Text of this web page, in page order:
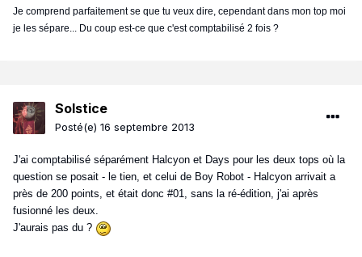
Je comprend parfaitement se que tu veux dire, cependant dans mon top moi
je les sépare... Du coup est-ce que c'est comptabilisé 2 fois ?
Solstice
Posté(e) 16 septembre 2013
J'ai comptabilisé séparément Halcyon et Days pour les deux tops où la
question se posait - le tien, et celui de Boy Robot - Halcyon arrivait a
près de 200 points, et était donc #01, sans la ré-édition, j'ai après
fusionné les deux.
J'aurais pas du ?